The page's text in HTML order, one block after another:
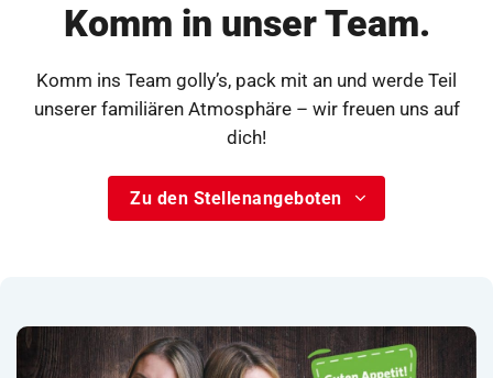
Komm in unser Team.
Komm ins Team golly’s, pack mit an und werde Teil
unserer familiären Atmosphäre – wir freuen uns auf
dich!
Zu den Stellenangeboten